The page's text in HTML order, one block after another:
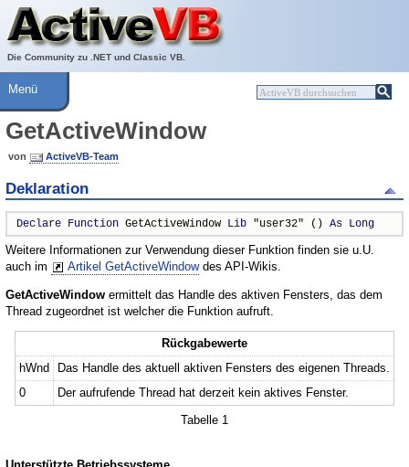
Die Community zu .NET und Classic VB.
Über ActiveVB
Hilfe
Menü
GetActiveWindow
von ActiveVB-Team
Deklaration
Declare Function GetActiveWindow Lib "user32" () As Long
Weitere Informationen zur Verwendung dieser Funktion finden sie u.U.
auch im
Artikel GetActiveWindowdes API-Wikis.
GetActiveWindow ermittelt das Handle des aktiven Fensters, das dem
Thread zugeordnet ist welcher die Funktion aufruft.
Rückgabewerte
hWnd
Das Handle des aktuell aktiven Fensters des eigenen Threads.
0
Der aufrufende Thread hat derzeit kein aktives Fenster.
Tabelle 1